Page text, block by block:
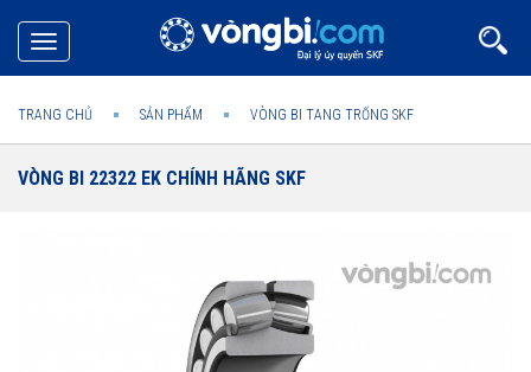
Toggle
navigation
TRANG CHỦ SẢN PHẨM VÒNG BI TANG TRỐNG SKF
VÒNG BI 22322 EK CHÍNH HÃNG SKF